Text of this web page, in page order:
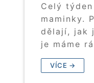
Celý
maminky.
dělají, jak
je máme
VÍCE →